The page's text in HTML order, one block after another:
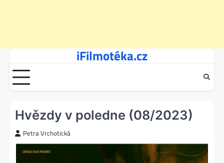
content
iFilmotéka.cz
Hvězdy v poledne (08/2023)
Petra Vrchotická